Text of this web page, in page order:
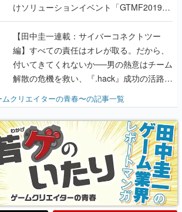
けソリューションイベント「GTMF2019」
に行って、より理解を深めよう【PR】
【田中圭一連載：サイバーコネクトツー
編】すべての責任はオレが取る。だから、
付いてきてくれないか──男の熱意はチーム
解散の危機を救い、『.hack』成功の活路を
開く。業界の快男児・松山 洋に流れる血は
『少年ジャンプ』色だった【若ゲのいた
り】
クリエイターの青春〜の記事一覧